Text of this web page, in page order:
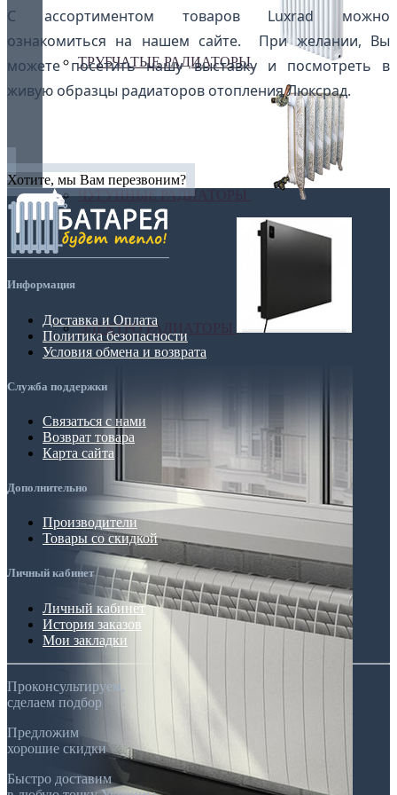
ТРУБЧАТЫЕ РАДИАТОРЫ
ЧУГУННЫЕ РАДИАТОРЫ
ЭЛЕКТРО РАДИАТОРЫ
С ассортиментом товаров Luxrad можно
ознакомиться на нашем сайте. При желании, Вы
можете посетить нашу выставку и посмотреть в
живую образцы радиаторов отопления Люксрад.
Хотите, мы Вам перезвоним?
Информация
Доставка и Оплата
Политика безопасности
Условия обмена и возврата
Служба поддержки
Связаться с нами
Возврат товара
Карта сайта
Дополнительно
Производители
Товары со скидкой
Личный кабинет
Личный кабинет
История заказов
Мои закладки
Проконсультируем,
сделаем подбор
Предложим
хорошие скидки
Быстро доставим